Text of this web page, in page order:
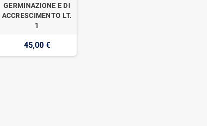
GERMINAZIONE E DI
ACCRESCIMENTO LT.
1
45,00 €